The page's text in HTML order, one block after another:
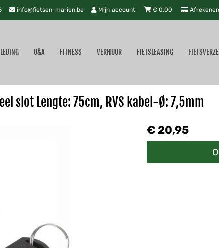
info@fietsen-marien.be Mijn account € 0,00 Afrekenen
O&A FITNESS VERHUUR FIETSLEASING
slot Lengte: 75cm, RVS kabel-Ø: 7,5mm
€ 20,95